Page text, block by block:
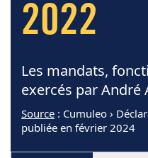
2022
Les mandats,
exercés par André
Source : Cumuleo ›
publiée en février 2024